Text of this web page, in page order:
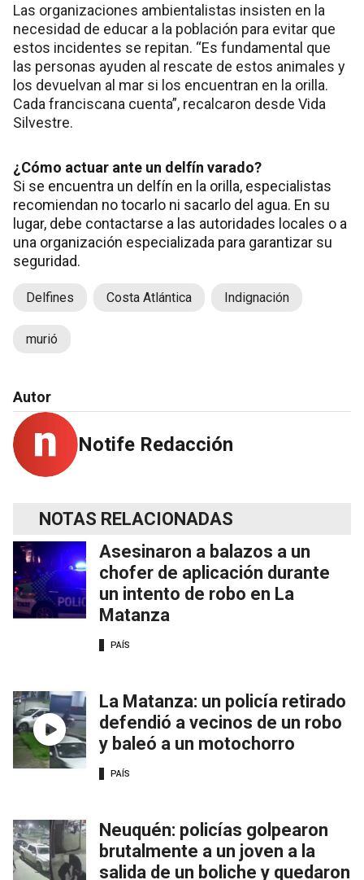
Las organizaciones ambientalistas insisten en la
necesidad de educar a la población para evitar que
estos incidentes se repitan. “Es fundamental que
las personas ayuden al rescate de estos animales y
los devuelvan al mar si los encuentran en la orilla.
Cada franciscana cuenta”, recalcaron desde Vida
Silvestre.
¿Cómo actuar ante un delfín varado?
Si se encuentra un delfín en la orilla, especialistas
recomiendan no tocarlo ni sacarlo del agua. En su
lugar, debe contactarse a las autoridades locales o a
una organización especializada para garantizar su
seguridad.
Delfines Costa Atlántica Indignación
murió
Autor
Notife Redacción
NOTAS RELACIONADAS
Asesinaron a balazos a un
chofer de aplicación durante
un intento de robo en La
Matanza
PAÍS
La Matanza: un policía retirado
defendió a vecinos de un robo
y baleó a un motochorro
PAÍS
Neuquén: policías golpearon
brutalmente a un joven a la
salida de un boliche y quedaron